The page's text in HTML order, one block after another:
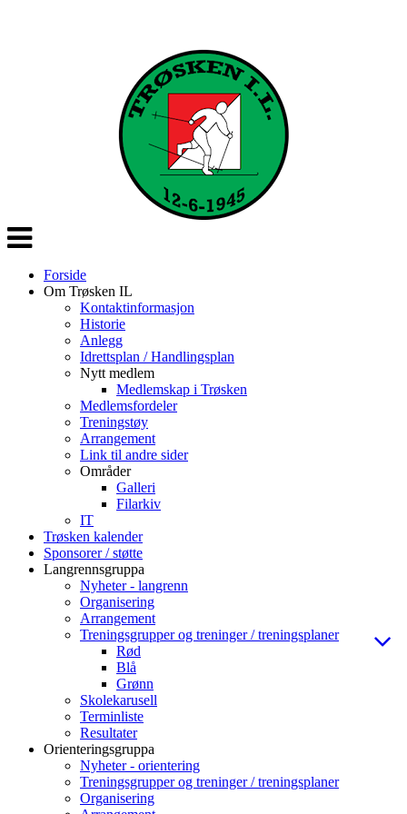
Veksle
navigasjon
Forside
Om Trøsken IL
Kontaktinformasjon
Historie
Anlegg
Idrettsplan / Handlingsplan
Nytt medlem
Medlemskap i Trøsken
Medlemsfordeler
Treningstøy
Arrangement
Link til andre sider
Områder
Galleri
Filarkiv
IT
Trøsken kalender
Sponsorer / støtte
Langrennsgruppa
Nyheter - langrenn
Organisering
Arrangement
Treningsgrupper og treninger / treningsplaner
Rød
Blå
Grønn
Skolekarusell
Terminliste
Resultater
Orienteringsgruppa
Nyheter - orientering
Treningsgrupper og treninger / treningsplaner
Organisering